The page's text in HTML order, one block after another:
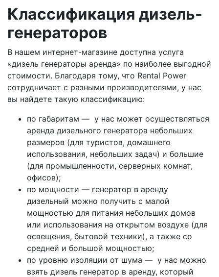
Классификация дизель-
генераторов
В нашем интернет-магазине доступна услуга
«дизель генераторы аренда» по наиболее выгодной
стоимости. Благодаря тому, что Rental Power
сотрудничает с разными производителями, у нас
вы найдете такую классификацию:
по габаритам — у нас может осуществляться
аренда дизельного генератора небольших
размеров (для туристов, домашнего
использования, небольших задач) и большие
(для промышленности, серверных комнат,
офисов);
по мощности — генератор в аренду
дизельный можно получить с малой
мощностью для питания небольших домов
или использования на открытом воздухе (для
освещения, бытовой техники), а также со
средней и большой мощностью;
по уровню изоляции от шума — у нас можно
взять дизель генератор в аренду, который